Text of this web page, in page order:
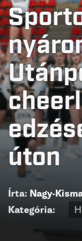
úton
Írta: Nagy-
Kategória: